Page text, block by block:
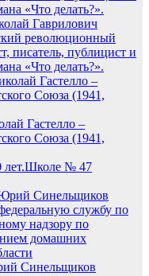
Гаврилович
революционный
писатель, публицист и
«Что делать?».
Гастелло –
Союза (1941,
Школе № 47
Синельщиков